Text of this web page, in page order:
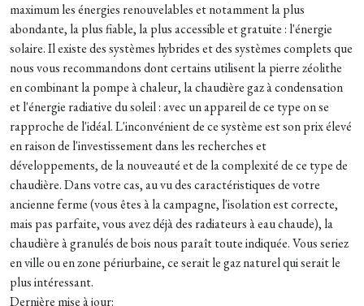
maximum les énergies renouvelables et notamment la plus
abondante, la plus fiable, la plus accessible et gratuite : l'énergie
solaire. Il existe des systèmes hybrides et des systèmes complets que
nous vous recommandons dont certains utilisent la pierre zéolithe
en combinant la pompe à chaleur, la chaudière gaz à condensation
et l'énergie radiative du soleil : avec un appareil de ce type on se
rapproche de l'idéal. L'inconvénient de ce système est son prix élevé
en raison de l'investissement dans les recherches et
développements, de la nouveauté et de la complexité de ce type de
chaudière. Dans votre cas, au vu des caractéristiques de votre
ancienne ferme (vous êtes à la campagne, l'isolation est correcte,
mais pas parfaite, vous avez déjà des radiateurs à eau chaude), la
chaudière à granulés de bois nous paraît toute indiquée. Vous seriez
en ville ou en zone périurbaine, ce serait le gaz naturel qui serait le
plus intéressant.
Dernière mise à jour: